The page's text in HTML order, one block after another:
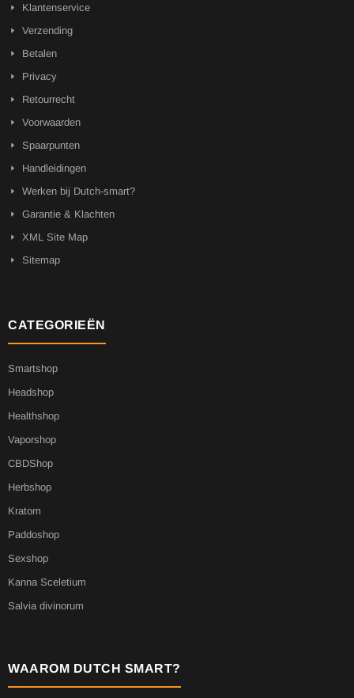
Klantenservice
Verzending
Betalen
Privacy
Retourrecht
Voorwaarden
Spaarpunten
Handleidingen
Werken bij Dutch-smart?
Garantie & Klachten
XML Site Map
Sitemap
CATEGORIEËN
Smartshop
Headshop
Healthshop
Vaporshop
CBDShop
Herbshop
Kratom
Paddoshop
Sexshop
Kanna Sceletium
Salvia divinorum
WAAROM DUTCH SMART?